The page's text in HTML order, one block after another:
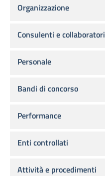
Organizzazione
Consulenti e collaboratori
Personale
Bandi di concorso
Performance
Enti controllati
Attività e procedimenti